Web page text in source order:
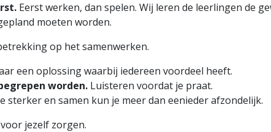
Eerst werken, dan spelen. Wij leren de leerlingen de
moeten worden.
op het samenwerken.
een oplossing waarbij iedereen voordeel heeft.
worden. Luisteren voordat je praat.
sterker en samen kun je meer dan eenieder afzondelijk.
jezelf zorgen.